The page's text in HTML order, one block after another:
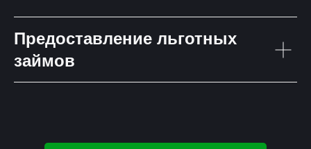
Предоставление льготных
займов